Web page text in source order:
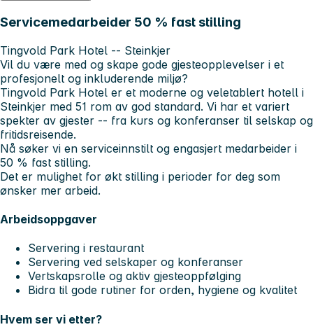
Servicemedarbeider 50 % fast stilling
Tingvold Park Hotel -- Steinkjer
Vil du være med og skape gode gjesteopplevelser i et
profesjonelt og inkluderende miljø?
Tingvold Park Hotel er et moderne og veletablert hotell i
Steinkjer med 51 rom av god standard. Vi har et variert
spekter av gjester -- fra kurs og konferanser til selskap og
fritidsreisende.
Nå søker vi en serviceinnstilt og engasjert medarbeider i
50 % fast stilling.
Det er mulighet for økt stilling i perioder for deg som
ønsker mer arbeid.
Arbeidsoppgaver
Servering i restaurant
Servering ved selskaper og konferanser
Vertskapsrolle og aktiv gjesteoppfølging
Bidra til gode rutiner for orden, hygiene og kvalitet
Hvem ser vi etter?